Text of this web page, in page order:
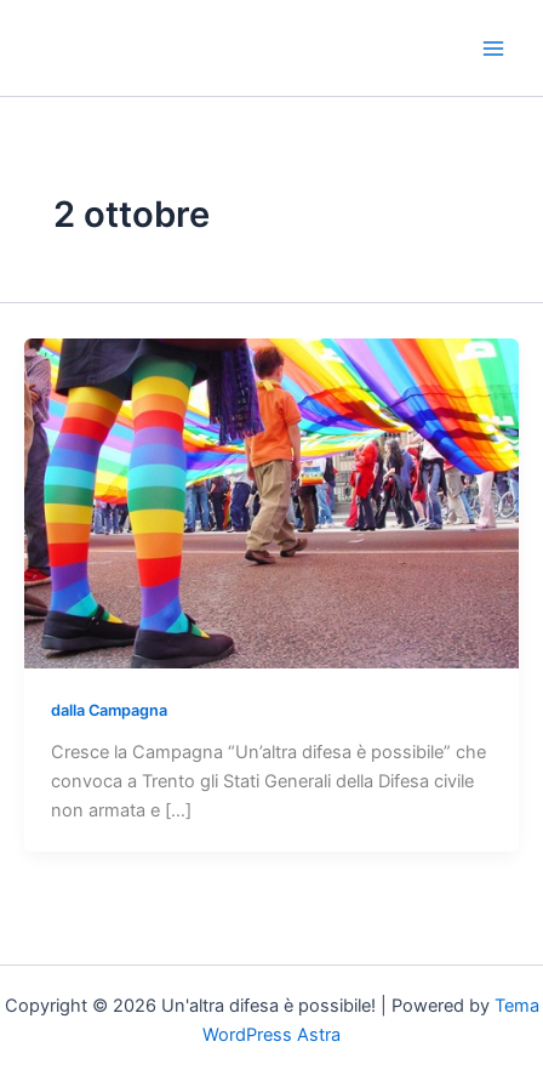
2 ottobre
dalla Campagna
Cresce la Campagna “Un’altra difesa è possibile” che
convoca a Trento gli Stati Generali della Difesa civile
non armata e […]
Copyright © 2026 Un'altra difesa è possibile! | Powered by Tema
WordPress Astra